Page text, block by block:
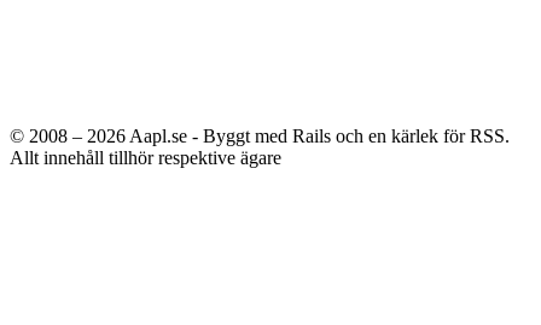
© 2008 – 2026 Aapl.se - Byggt med Rails och en kärlek för RSS.
Allt innehåll tillhör respektive ägare